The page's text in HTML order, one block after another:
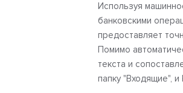
Используя
банковскими
предоставляет
Помимо
текста и
папку "Входящие", и